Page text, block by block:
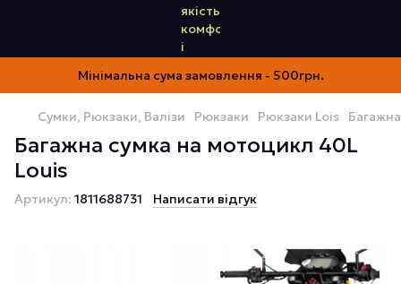
Мінімальна сума замовлення - 500грн.
Сумки, Рюкзаки, Валізи Рюкзаки Рюкзаки Lois
Багажна сумка на мотоцикл 40L
Louis
Артикул: 1811688731 Написати відгук